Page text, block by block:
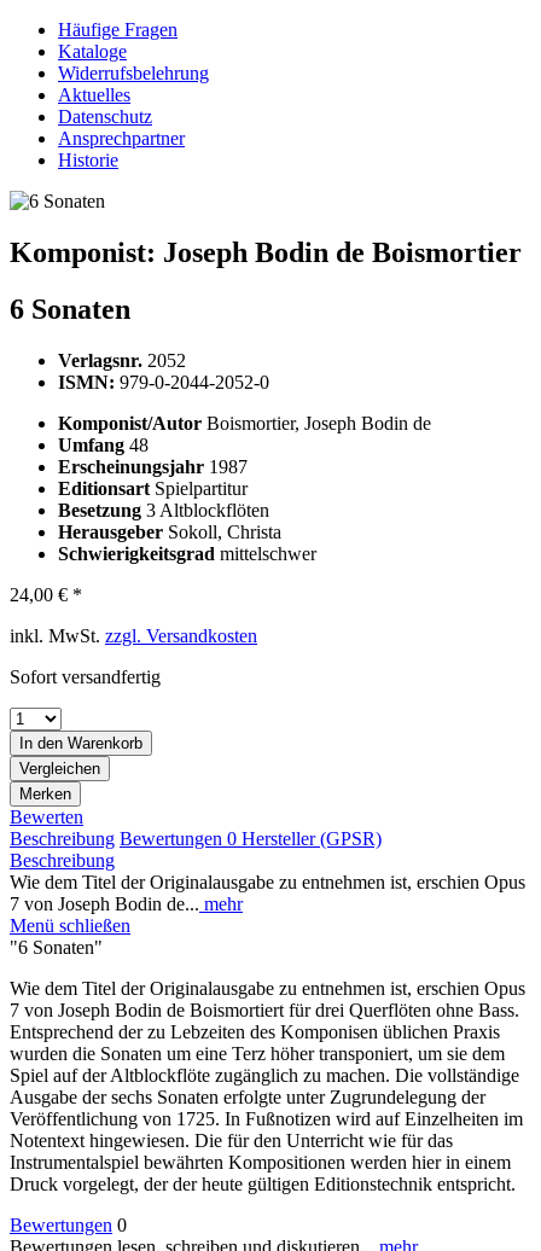
Häufige Fragen
Kataloge
Widerrufsbelehrung
Aktuelles
Datenschutz
Ansprechpartner
Historie
Komponist: Joseph Bodin de Boismortier
6 Sonaten
Verlagsnr. 2052
ISMN: 979-0-2044-2052-0
Komponist/Autor Boismortier, Joseph Bodin de
Umfang 48
Erscheinungsjahr 1987
Editionsart Spielpartitur
Besetzung 3 Altblockflöten
Herausgeber Sokoll, Christa
Schwierigkeitsgrad mittelschwer
24,00 € *
inkl. MwSt. zzgl. Versandkosten
Sofort versandfertig
In den Warenkorb
Vergleichen
Merken
Bewerten
Beschreibung Bewertungen 0 Hersteller (GPSR)
Beschreibung
Wie dem Titel der Originalausgabe zu entnehmen ist, erschien Opus
7 von Joseph Bodin de... mehr
Menü schließen
"6 Sonaten"
Wie dem Titel der Originalausgabe zu entnehmen ist, erschien Opus
7 von Joseph Bodin de Boismortiert für drei Querflöten ohne Bass.
Entsprechend der zu Lebzeiten des Komponisen üblichen Praxis
wurden die Sonaten um eine Terz höher transponiert, um sie dem
Spiel auf der Altblockflöte zugänglich zu machen. Die vollständige
Ausgabe der sechs Sonaten erfolgte unter Zugrundelegung der
Veröffentlichung von 1725. In Fußnotizen wird auf Einzelheiten im
Notentext hingewiesen. Die für den Unterricht wie für das
Instrumentalspiel bewährten Kompositionen werden hier in einem
Druck vorgelegt, der der heute gültigen Editionstechnik entspricht.
Bewertungen 0
Bewertungen lesen, schreiben und diskutieren... mehr